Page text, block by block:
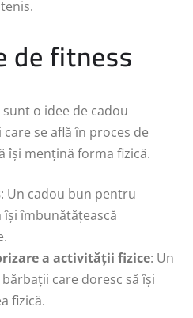
de fitness
o idee de cadou
se află în proces de
își mențină forma fizică.
: Un cadou bun pentru
îmbunătățească
a activității fizice: Un
care doresc să își
fizică.